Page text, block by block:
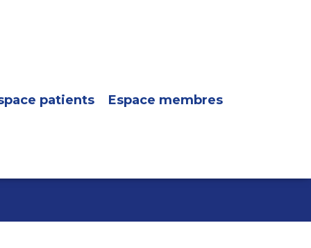
patients Espace membres